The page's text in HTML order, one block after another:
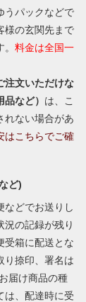
うパックなどで
様の玄関先まで
料金は全国一
注文いただけな
など） は、こ
れない場合があ
はこちらでご確
ど)
などでお送りし
況の記録が残り
受箱に配送とな
り捺印、署名は
届け商品の種
は、配達時に受